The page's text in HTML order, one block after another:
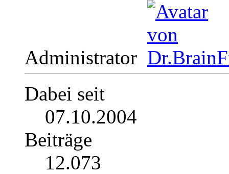
Administrator
Dabei seit
07.10.2004
Beiträge
12.073